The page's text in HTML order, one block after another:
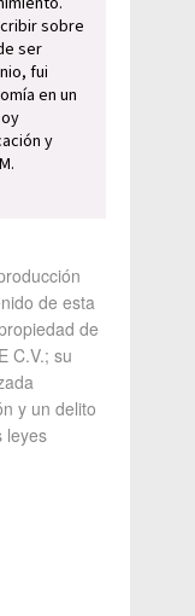
sobre
ser
fui
en un
y
de esta
de
C.V.; su
y un delito
leyes